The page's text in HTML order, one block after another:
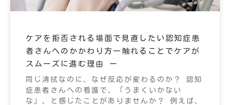
ケアを拒否される場面で見直したい認知症患
者さんへのかかわり方ー触れることでケアが
スムーズに進む理由 ー
同じ清拭なのに、なぜ反応が変わるのか？ 認知
症患者さんへの看護で、「うまくいかない
な」、と感じたことがありませんか？ 例えば、